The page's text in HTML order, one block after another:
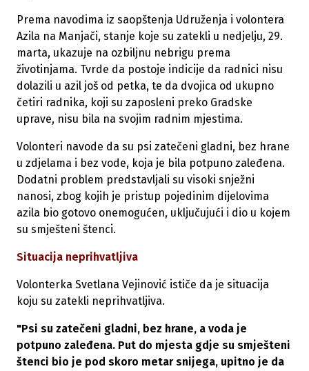
Prema navodima iz saopštenja Udruženja i volontera
Azila na Manjači, stanje koje su zatekli u nedjelju, 29.
marta, ukazuje na ozbiljnu nebrigu prema
životinjama. Tvrde da postoje indicije da radnici nisu
dolazili u azil još od petka, te da dvojica od ukupno
četiri radnika, koji su zaposleni preko Gradske
uprave, nisu bila na svojim radnim mjestima.
Volonteri navode da su psi zatečeni gladni, bez hrane
u zdjelama i bez vode, koja je bila potpuno zaleđena.
Dodatni problem predstavljali su visoki snježni
nanosi, zbog kojih je pristup pojedinim dijelovima
azila bio gotovo onemogućen, uključujući i dio u kojem
su smješteni štenci.
Situacija neprihvatljiva
Volonterka Svetlana Vejinović ističe da je situacija
koju su zatekli neprihvatljiva.
"Psi su zatečeni gladni, bez hrane, a voda je
potpuno zaleđena. Put do mjesta gdje su smješteni
štenci bio je pod skoro metar snijega, upitno je da